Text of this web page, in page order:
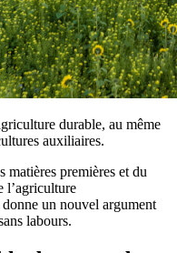
durable, au même
auxiliaires.
matières premières et du
l’agriculture
un nouvel argument
labours.